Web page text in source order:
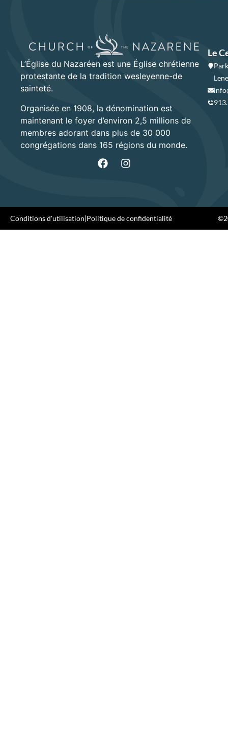
L’Église du Nazaréen est une Église chrétienne
protestante de la tradition wesleyenne-de
sainteté.
Organisée en 1908, la dénomination est
maintenant le foyer d’environ 2,5 millions de
membres adorant dans plus de 30 000
congrégations dans 165 régions du monde.
Le
Conditions d'utilisation|Politique de confidentialité